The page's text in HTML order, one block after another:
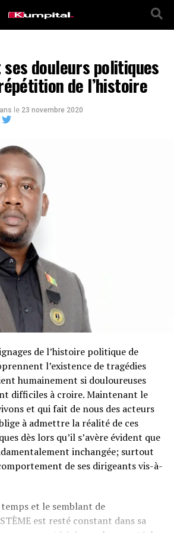
ses douleurs politiques
de l’histoire
le 23 novembre 2020
de l’histoire politique de
l’existence de tragédies
humainement si douloureuses
difficiles à croire. Maintenant le
et qui fait de nous des acteurs
à admettre la réalité de ces
dès lors qu’il s’avère évident que
inchangée; surtout
de ses dirigeants vis-à-
et le semblant de
est resté constant dans sa